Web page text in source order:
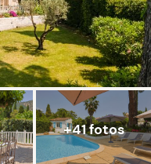
+41 fotos